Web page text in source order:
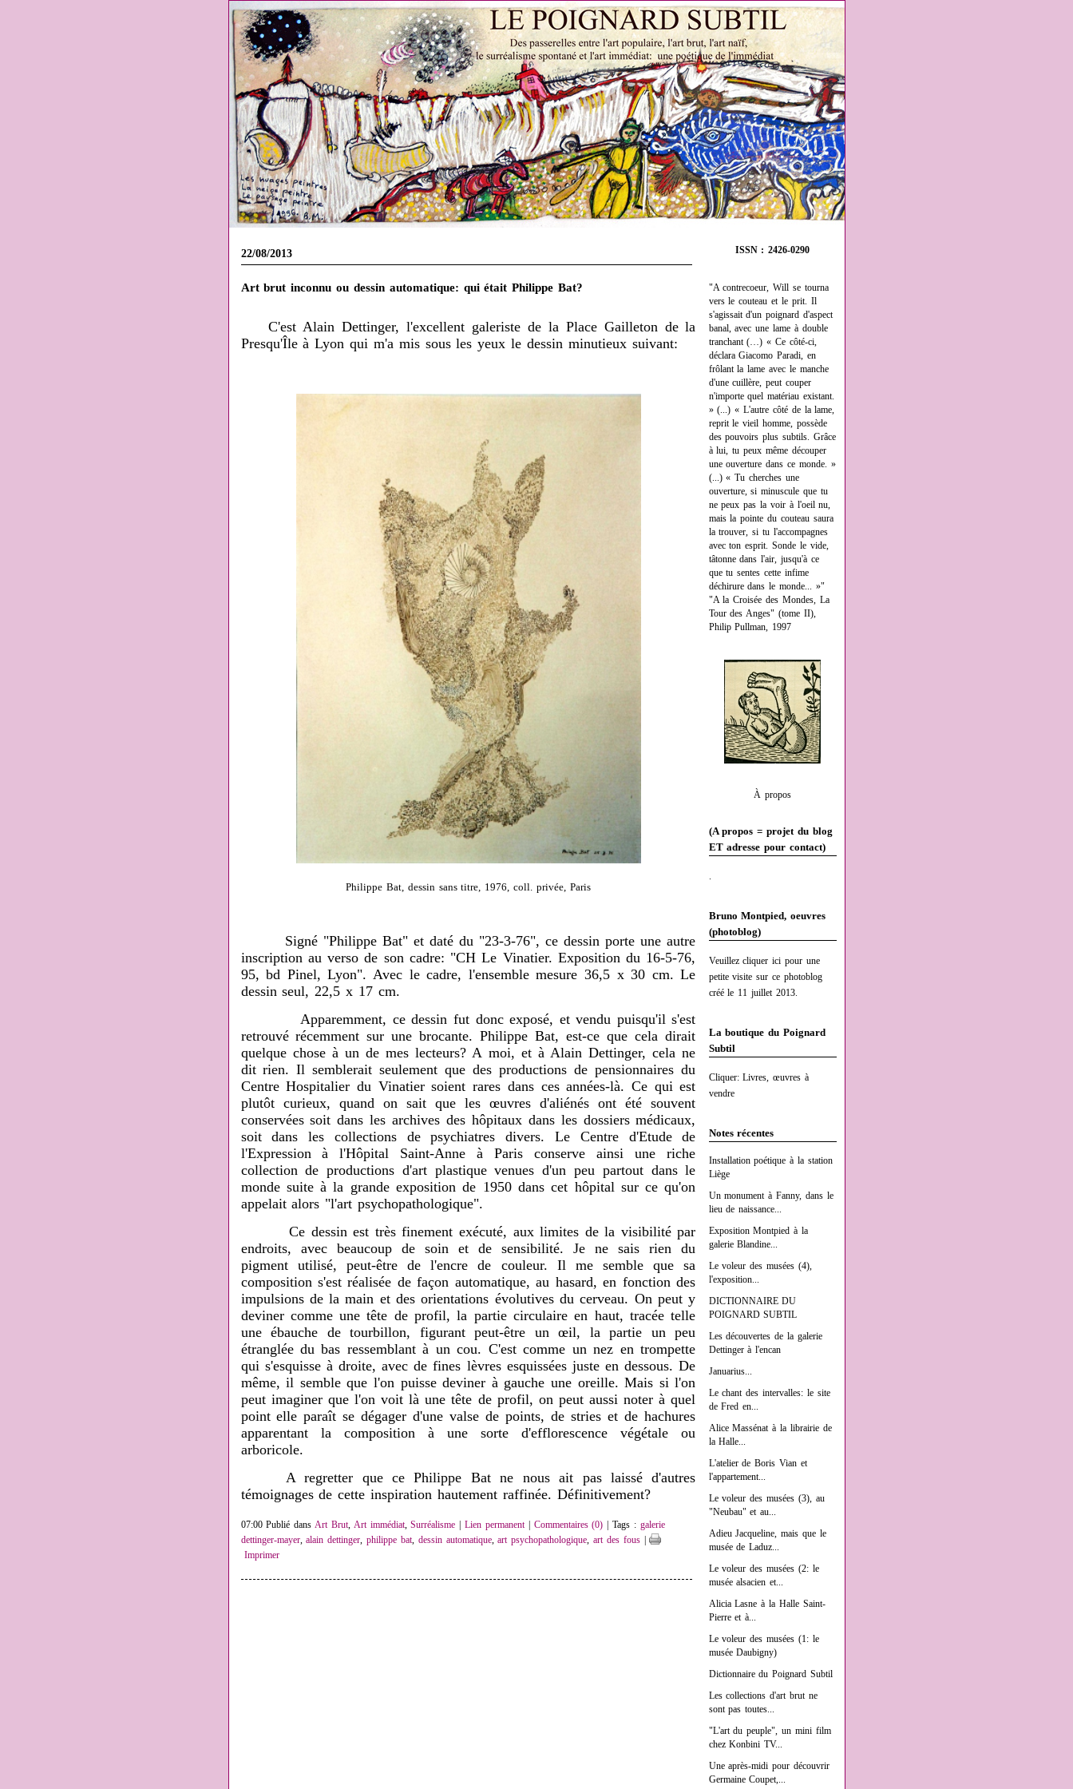
ISSN : 2426-0290
"A contrecoeur, Will se tourna
vers le couteau et le prit. Il
s'agissait d'un poignard d'aspect
banal, avec une lame à double
tranchant (…) « Ce côté-ci,
déclara Giacomo Paradi, en
frôlant la lame avec le manche
d'une cuillère, peut couper
n'importe quel matériau existant.
» (...) « L'autre côté de la lame,
reprit le vieil homme, possède
des pouvoirs plus subtils. Grâce
à lui, tu peux même découper
une ouverture dans ce monde. »
(...) « Tu cherches une
ouverture, si minuscule que tu
ne peux pas la voir à l'oeil nu,
mais la pointe du couteau saura
la trouver, si tu l'accompagnes
avec ton esprit. Sonde le vide,
tâtonne dans l'air, jusqu'à ce
que tu sentes cette infime
déchirure dans le monde... »"
"A la Croisée des Mondes, La
Tour des Anges" (tome II),
Philip Pullman, 1997
À propos
(A propos = projet du blog
ET adresse pour contact)
.
Bruno Montpied, oeuvres
(photoblog)
Veuillez cliquer ici pour une
petite visite sur ce photoblog
créé le 11 juillet 2013.
La boutique du Poignard
Subtil
Cliquer: Livres, œuvres à
vendre
Notes récentes
Installation poétique à la station
Liège
Un monument à Fanny, dans le
lieu de naissance...
Exposition Montpied à la
galerie Blandine...
Le voleur des musées (4),
l'exposition...
DICTIONNAIRE DU
POIGNARD SUBTIL
Les découvertes de la galerie
Dettinger à l'encan
Januarius...
Le chant des intervalles: le site
de Fred en...
Alice Massénat à la librairie de
la Halle...
L'atelier de Boris Vian et
l'appartement...
Le voleur des musées (3), au
"Neubau" et au...
Adieu Jacqueline, mais que le
musée de Laduz...
Le voleur des musées (2: le
musée alsacien et...
Alicia Lasne à la Halle Saint-
Pierre et à...
Le voleur des musées (1: le
musée Daubigny)
Dictionnaire du Poignard Subtil
Les collections d'art brut ne
sont pas toutes...
"L'art du peuple", un mini film
chez Konbini TV...
Une après-midi pour découvrir
Germaine Coupet,...
22/08/2013
Art brut inconnu ou dessin automatique: qui était Philippe Bat?
C'est Alain Dettinger, l'excellent galeriste de la Place Gailleton de la
Presqu'Île à Lyon qui m'a mis sous les yeux le dessin minutieux suivant:
Philippe Bat, dessin sans titre, 1976, coll. privée, Paris
Signé "Philippe Bat" et daté du "23-3-76", ce dessin porte une autre
inscription au verso de son cadre: "CH Le Vinatier. Exposition du 16-5-76,
95, bd Pinel, Lyon". Avec le cadre, l'ensemble mesure 36,5 x 30 cm. Le
dessin seul, 22,5 x 17 cm.
Apparemment, ce dessin fut donc exposé, et vendu puisqu'il s'est
retrouvé récemment sur une brocante. Philippe Bat, est-ce que cela dirait
quelque chose à un de mes lecteurs? A moi, et à Alain Dettinger, cela ne
dit rien. Il semblerait seulement que des productions de pensionnaires du
Centre Hospitalier du Vinatier soient rares dans ces années-là. Ce qui est
plutôt curieux, quand on sait que les œuvres d'aliénés ont été souvent
conservées soit dans les archives des hôpitaux dans les dossiers médicaux,
soit dans les collections de psychiatres divers. Le Centre d'Etude de
l'Expression à l'Hôpital Saint-Anne à Paris conserve ainsi une riche
collection de productions d'art plastique venues d'un peu partout dans le
monde suite à la grande exposition de 1950 dans cet hôpital sur ce qu'on
appelait alors "l'art psychopathologique".
Ce dessin est très finement exécuté, aux limites de la visibilité par
endroits, avec beaucoup de soin et de sensibilité. Je ne sais rien du
pigment utilisé, peut-être de l'encre de couleur. Il me semble que sa
composition s'est réalisée de façon automatique, au hasard, en fonction des
impulsions de la main et des orientations évolutives du cerveau. On peut y
deviner comme une tête de profil, la partie circulaire en haut, tracée telle
une ébauche de tourbillon, figurant peut-être un œil, la partie un peu
étranglée du bas ressemblant à un cou. C'est comme un nez en trompette
qui s'esquisse à droite, avec de fines lèvres esquissées juste en dessous. De
même, il semble que l'on puisse deviner à gauche une oreille. Mais si l'on
peut imaginer que l'on voit là une tête de profil, on peut aussi noter à quel
point elle paraît se dégager d'une valse de points, de stries et de hachures
apparentant la composition à une sorte d'efflorescence végétale ou
arboricole.
A regretter que ce Philippe Bat ne nous ait pas laissé d'autres
témoignages de cette inspiration hautement raffinée. Définitivement?
07:00 Publié dansArt Brut, Art immédiat,Surréalisme |Lien permanent| Commentaires (0) | Tags : galerie
dettinger-mayer,alain dettinger,philippe bat, dessin automatique,art psychopathologique,art des fous|
Imprimer